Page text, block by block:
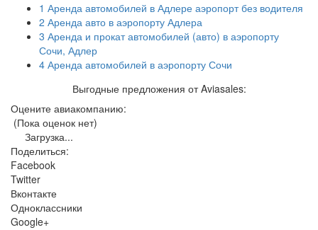
1 Аренда автомобилей в Адлере аэропорт без водителя
2 Аренда авто в аэропорту Адлера
3 Аренда и прокат автомобилей (авто) в аэропорту
Сочи, Адлер
4 Аренда автомобилей в аэропорту Сочи
Выгодные предложения от Aviasales:
Оцените авиакомпанию:
(Пока оценок нет)
Загрузка...
Поделиться:
Facebook
Twitter
Вконтакте
Одноклассники
Google+